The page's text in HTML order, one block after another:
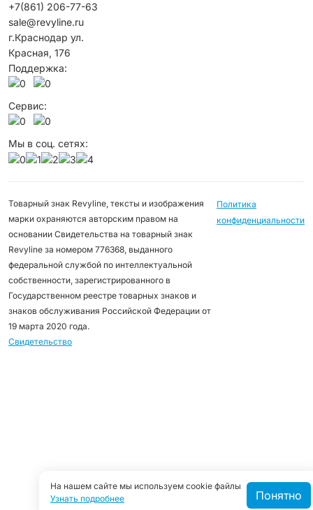
+7(861) 206-77-63
sale@revyline.ru
г.Краснодар ул.
Красная, 176
Поддержка:
Сервис:
Мы в соц. сетях:
Товарный знак Revyline, тексты и изображения
марки охраняются авторским правом на
основании Свидетельства на товарный знак
Revyline за номером 776368, выданного
федеральной службой по интеллектуальной
собственности, зарегистрированного в
Государственном реестре товарных знаков и
знаков обслуживания Российской Федерации от
19 марта 2020 года.
Свидетельство
Политика
конфиденциальности
На нашем сайте мы используем cookie файлы
Узнать подробнее
Понятно